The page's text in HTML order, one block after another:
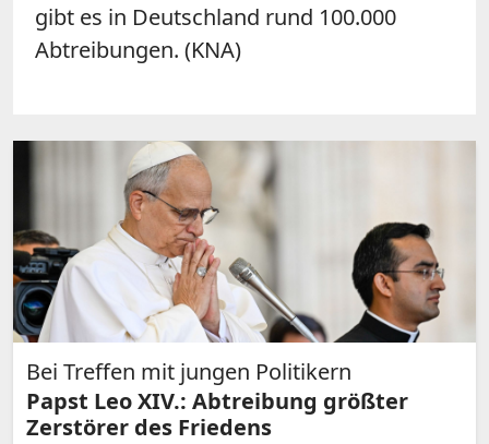
gibt es in Deutschland rund 100.000
Abtreibungen. (KNA)
Bei Treffen mit jungen Politikern
Papst Leo XIV.: Abtreibung größter
Zerstörer des Friedens